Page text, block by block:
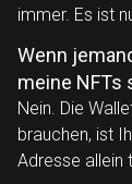
immer. Es ist
Wenn
meine NFTs
Nein. Die
brauchen, ist
Adresse allein